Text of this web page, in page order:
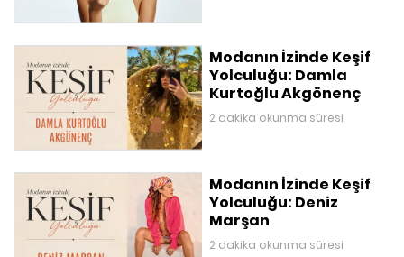
Modanın İzinde Keşif
Yolculuğu: Damla
Kurtoğlu Akgönenç
2 dakika okunma süresi
Modanın İzinde Keşif
Yolculuğu: Deniz
Marşan
2 dakika okunma süresi